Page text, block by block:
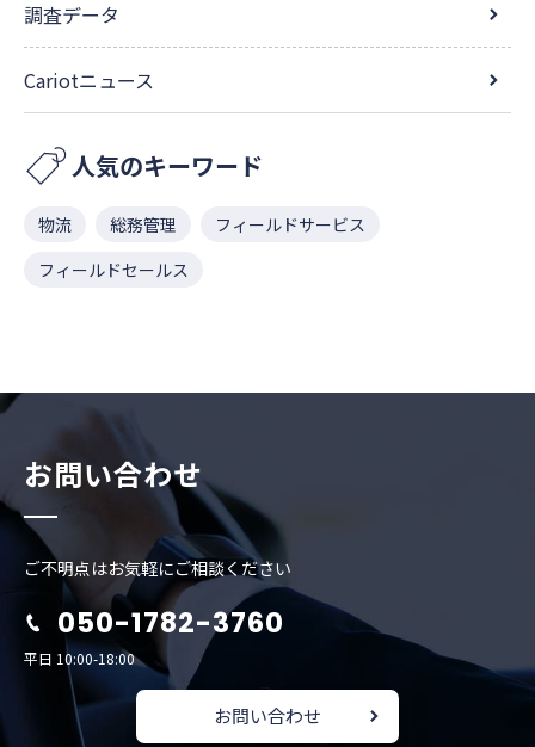
調査データ
Cariotニュース
人気のキーワード
物流 総務管理
フィールドサービス
フィールドセールス
お問い合わせ
ご不明点はお気軽にご相談ください
050-1782-3760
平日 10:00-18:00
お問い合わせ